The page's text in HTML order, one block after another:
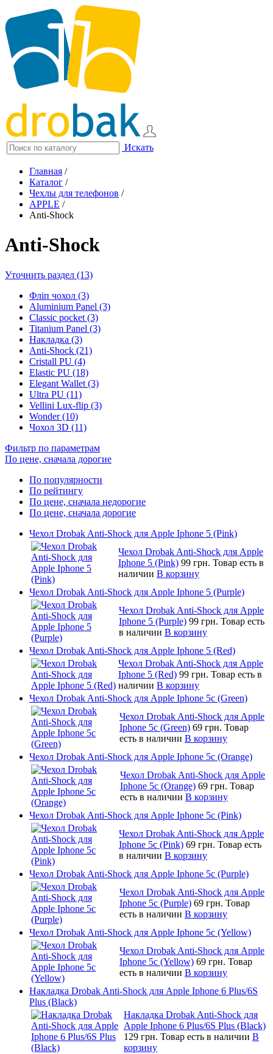
Искать
Главная /
Каталог /
Чехлы для телефонов /
APPLE /
Anti-Shock
Anti-Shock
Уточнить раздел (13)
Фліп чохол (3)
Aluminium Panel (3)
Classic pocket (3)
Titanium Panel (3)
Накладка (3)
Anti-Shock (21)
Cristall PU (4)
Elastic PU (18)
Elegant Wallet (3)
Ultra PU (11)
Vellini Lux-flip (3)
Wonder (10)
Чохол 3D (11)
Фильтр по параметрам
По цене, сначала дорогие
По популярности
По рейтингу
По цене, сначала недорогие
По цене, сначала дорогие
Чехол Drobak Anti-Shock для Apple Iphone 5 (Pink)
Чехол Drobak Anti-Shock для Apple
Iphone 5 (Pink) 99 грн. Товар есть в
наличии В корзину
Чехол Drobak Anti-Shock для Apple Iphone 5 (Purple)
Чехол Drobak Anti-Shock для Apple
Iphone 5 (Purple) 99 грн. Товар есть
в наличии В корзину
Чехол Drobak Anti-Shock для Apple Iphone 5 (Red)
Чехол Drobak Anti-Shock для Apple
Iphone 5 (Red) 99 грн. Товар есть в
наличии В корзину
Чехол Drobak Anti-Shock для Apple Iphone 5c (Green)
Чехол Drobak Anti-Shock для Apple
Iphone 5c (Green) 69 грн. Товар
есть в наличии В корзину
Чехол Drobak Anti-Shock для Apple Iphone 5c (Orange)
Чехол Drobak Anti-Shock для Apple
Iphone 5c (Orange) 69 грн. Товар
есть в наличии В корзину
Чехол Drobak Anti-Shock для Apple Iphone 5c (Pink)
Чехол Drobak Anti-Shock для Apple
Iphone 5c (Pink) 69 грн. Товар есть
в наличии В корзину
Чехол Drobak Anti-Shock для Apple Iphone 5c (Purple)
Чехол Drobak Anti-Shock для Apple
Iphone 5c (Purple) 69 грн. Товар
есть в наличии В корзину
Чехол Drobak Anti-Shock для Apple Iphone 5c (Yellow)
Чехол Drobak Anti-Shock для Apple
Iphone 5c (Yellow) 69 грн. Товар
есть в наличии В корзину
Накладка Drobak Anti-Shock для Apple Iphone 6 Plus/6S
Plus (Black)
Накладка Drobak Anti-Shock для
Apple Iphone 6 Plus/6S Plus (Black)
129 грн. Товар есть в наличии В
корзину